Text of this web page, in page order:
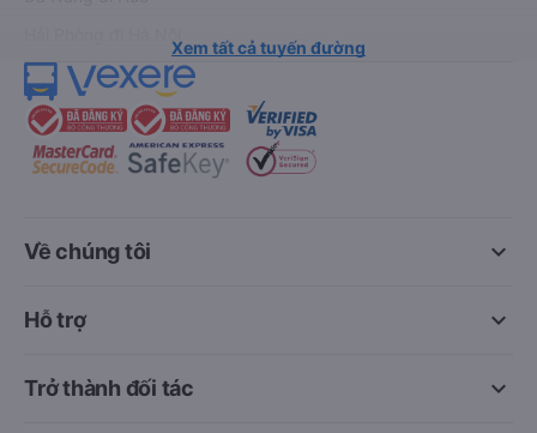
Xem tất cả tuyến đường
keyboard_arrow_down
Về chúng tôi
keyboard_arrow_down
Hỗ trợ
keyboard_arrow_down
Trở thành đối tác